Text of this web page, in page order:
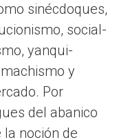
sinécdoques,
social-
yanqui-
y
Por
del abanico
noción de